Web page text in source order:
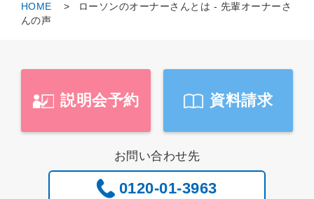
HOME
ローソンのオーナーさんとは - 先輩オーナーさ
んの声
説明会予約 資料請求
お問い合わせ先
0120-01-3963